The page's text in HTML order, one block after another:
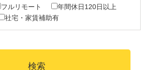
フルリモート
年間休日120日以上
社宅・家賃補助有